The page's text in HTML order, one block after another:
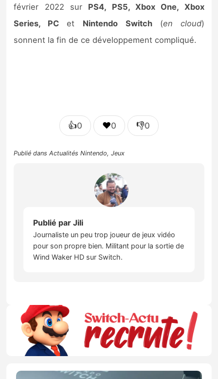
février 2022 sur PS4, PS5, Xbox One, Xbox
Series, PC et Nintendo Switch(en cloud)
sonnent la fin de ce développement compliqué.
👍0 ❤️0 👎0
Publié dansActualités Nintendo,Jeux
Publié parJili
Journaliste un peu trop joueur de jeux vidéo
pour son propre bien. Militant pour la sortie de
Wind Waker HD sur Switch.